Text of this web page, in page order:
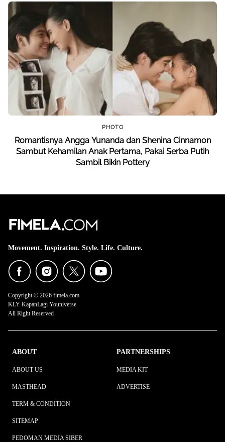
PHOTO
Romantisnya Angga Yunanda dan Shenina Cinnamon
Sambut Kehamilan Anak Pertama, Pakai Serba Putih
Sambil Bikin Pottery
Movement. Inspiration. Style. Life. Culture.
Copyright © 2026 fimela.com
KLY KapanLagi Youniverse
All Right Reserved
ABOUT
ABOUT US
MASTHEAD
TERM & CONDITION
SITEMAP
PEDOMAN MEDIA SIBER
PARTNERSHIPS
MEDIA KIT
ADVERTISE